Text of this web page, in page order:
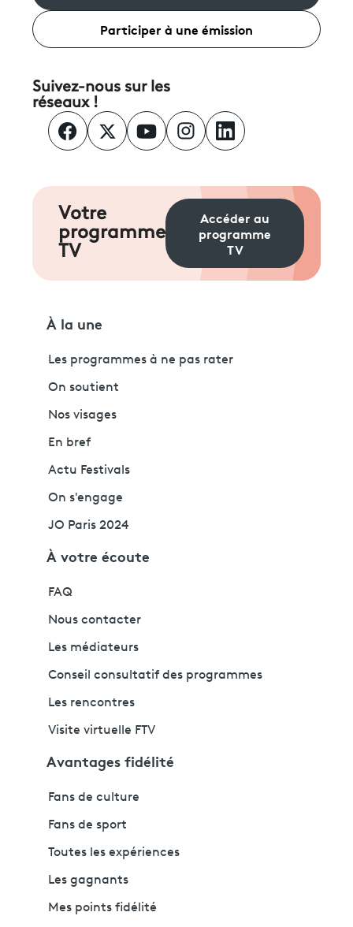
Participer à une émission
Suivez-nous sur les
réseaux !
Votre
programme
TV
Accéder au
programme
TV
À la une
Les programmes à ne pas rater
On soutient
Nos visages
En bref
Actu Festivals
On s'engage
JO Paris 2024
À votre écoute
FAQ
Nous contacter
Les médiateurs
Conseil consultatif des programmes
Les rencontres
Visite virtuelle FTV
Avantages fidélité
Fans de culture
Fans de sport
Toutes les expériences
Les gagnants
Mes points fidélité